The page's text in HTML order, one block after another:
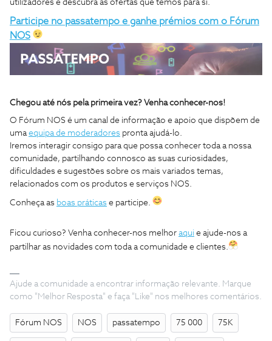
utilizadores e descubra as ofertas que temos para si.
Participe no passatempo e ganhe prémios com o Fórum
NOS
Chegou até nós pela primeira vez? Venha conhecer-nos!
O Fórum NOS é um canal de informação e apoio que dispõem de
umaequipa de moderadores pronta ajudá-lo.
Iremos interagir consigo para que possa conhecer toda a nossa
comunidade, partilhando connosco as suas curiosidades,
dificuldades e sugestões sobre os mais variados temas,
relacionados com os produtos e serviços NOS.
Conheça as boas práticas e participe.
Ficou curioso? Venha conhecer-nos melhor aqui e ajude-nos a
partilhar as novidades com toda a comunidade e clientes.
Ajude a comunidade a encontrar informação relevante. Marque
como "Melhor Resposta" e faça "Like" nos melhores comentários.
Fórum NOS NOS passatempo 75 000 75K